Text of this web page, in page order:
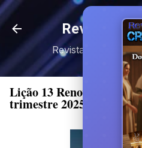
Pular para o
Revista
Revista Digital •
Lição 13 Renovação da
trimestre 2025 CPAD]